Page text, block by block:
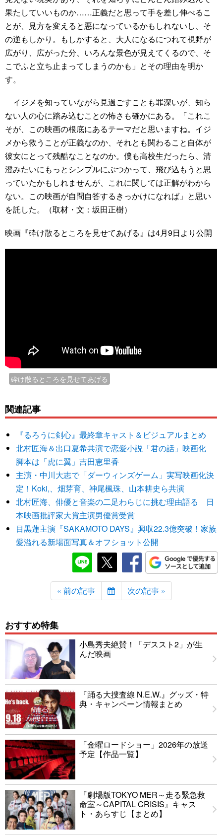
果たしていいものか……正義だと思って手を差し伸べるこ
とが、見方を変えると悪になっているかもしれないし、そ
の逆もしかり。もしかすると、大人になるにつれて視野が
広がり、広がった分、いろんな景色が見えてくるので、そ
こでふと立ち止まってしまうのかも」とその理由を明か
す。
イジメを知っていながら見過ごすことも罪深いが、知ら
ない人の心に踏み込むことの怖さも確かにある。「これこ
そが、この映画の根底にあるテーマだと思いますね。イジ
メから救うことが正義なのか、それとも関わること自体が
彼女にとって残酷なことなのか。僕も高校生だったら、清
澄みたいにもっとシンプルにぶつかって、飛び込もうと思
っていたかもしれませんが、これに関しては正解がわから
ない。この映画が自問自答するきっかけになれば」と思い
を託した。（取材・文：坂田正樹）
映画『砕け散るところを見せてあげる』は4月9日より公開
砕け散るところを見せてあげる
関連記事
『るろうに剣心』最終章キャスト＆ビジュアルまとめ
北村匠海＆出口夏希共演で恋愛小説「君の話」映画化
脚本は「虎に翼」吉田恵里香
主演・中川大志で「ダーウィンズゲーム」実写映画化決
定！Koki,、畑芽育、神尾楓珠、山本耕史ら共演
北村匠海、俳優と音楽の二足わらじに挑む理由語る 日
本映画批評家大賞主演男優賞受賞
目黒蓮主演『SAKAMOTO DAYS』興収22.3億突破！家族
愛溢れる新場面写真＆オフショット公開
« 前の記事 次の記事 »
おすすめ特集
小島秀夫絶賛！「デススト2」が生
んだ映画
『踊る大捜査線 N.E.W.』グッズ・特
典・キャンペーン情報まとめ
「金曜ロードショー」2026年の放送
予定【作品一覧】
『劇場版TOKYO MER～走る緊急救
命室～CAPITAL CRISIS』キャス
ト・あらすじ【まとめ】